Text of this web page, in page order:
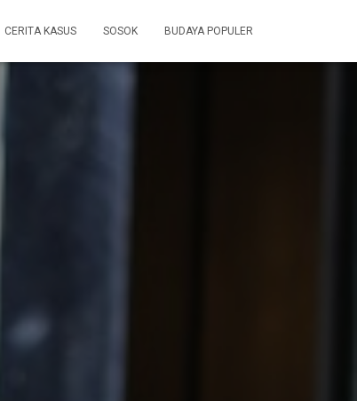
CERITA KASUS SOSOK BUDAYA POPULER